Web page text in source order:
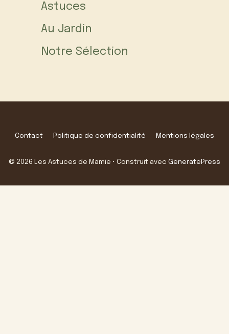
Astuces
Au Jardin
Notre Sélection
Contact Politique de confidentialité Mentions légales
© 2026 Les Astuces de Mamie • Construit avec GeneratePress